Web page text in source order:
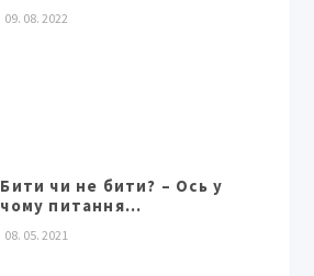
09. 08. 2022
Бити чи не бити? – Ось у
чому питання…
08. 05. 2021